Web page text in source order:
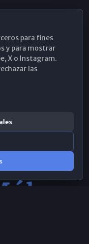
para fines
y para mostrar
X o Instagram.
las